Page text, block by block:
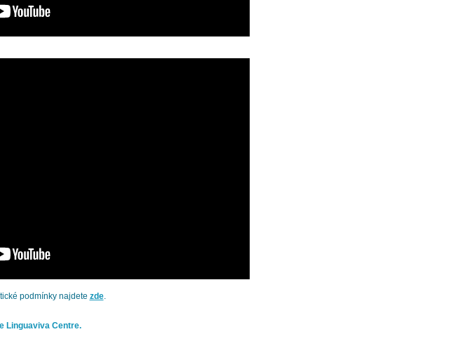
podmínky najdete zde.
Linguaviva Centre.